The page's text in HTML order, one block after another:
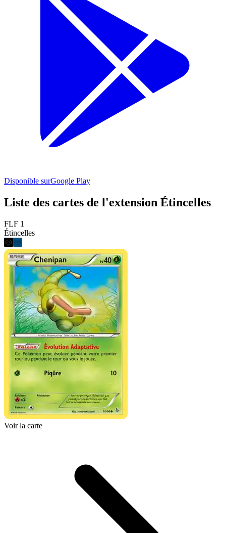
Disponible surGoogle Play
Liste des cartes de l'extension Étincelles
FLF 1
Étincelles
Voir la carte